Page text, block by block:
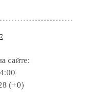
сайте:
(+0)